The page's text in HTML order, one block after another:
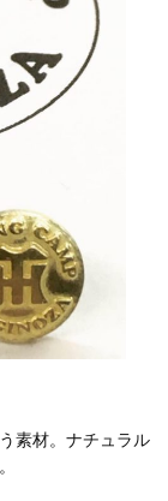
素材。ナチュラル